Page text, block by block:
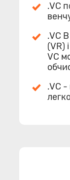
.VC
.VC В
(VR)
VC
.VC -